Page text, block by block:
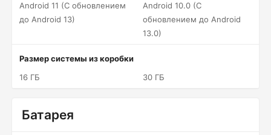
Android 11 (С обновлением
до Android 13)
Android 10.0 (С
обновлением до Android
13.0)
Размер системы из коробки
16 ГБ
30 ГБ
Батарея